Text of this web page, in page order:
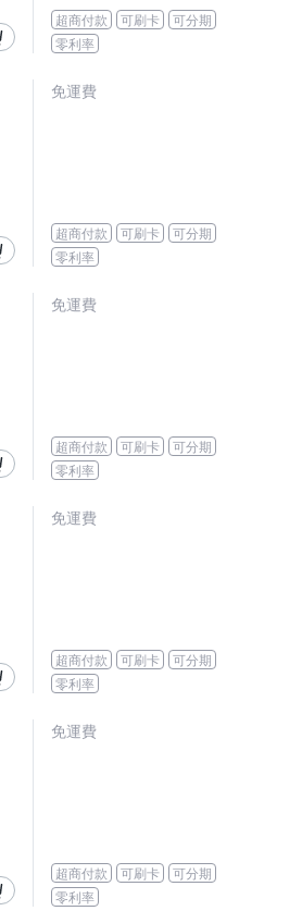
超商付款 可刷卡
可分期
零利率
免運費
超商付款 可刷卡
可分期
零利率
免運費
超商付款 可刷卡
可分期
零利率
免運費
超商付款 可刷卡
可分期
零利率
免運費
超商付款 可刷卡
可分期
零利率